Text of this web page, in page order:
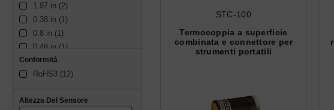
1.97 in (2)
0.38 in (1)
0.8 in (1)
0.48 in (1)
19 mm (1)
0.47 in (1)
Conformità
RoHS3 (12)
Altezza Del Sensore
STC-100
Termocoppia a superficie
combinata e connettore per
strumenti portatili